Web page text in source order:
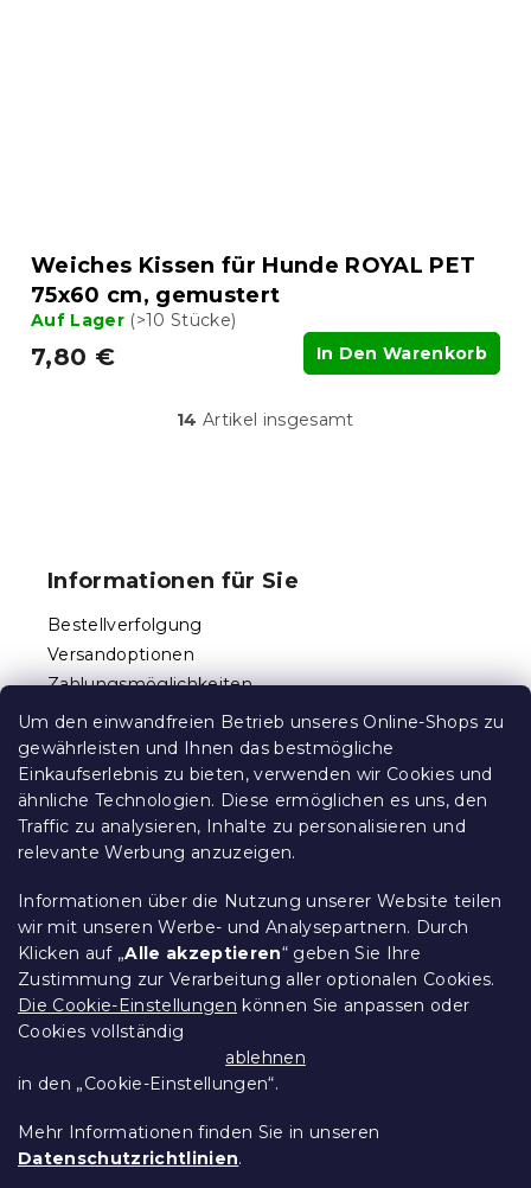
Um den einwandfreien Betrieb unseres Online-Shops zu
gewährleisten und Ihnen das bestmögliche
Einkaufserlebnis zu bieten, verwenden wir Cookies und
ähnliche Technologien. Diese ermöglichen es uns, den
Traffic zu analysieren, Inhalte zu personalisieren und
relevante Werbung anzuzeigen.
Informationen über die Nutzung unserer Website teilen
wir mit unseren Werbe- und Analysepartnern. Durch
Klicken auf „Alle akzeptieren“ geben Sie Ihre
Zustimmung zur Verarbeitung aller optionalen Cookies.
Die Cookie-Einstellungen können Sie anpassen oder
Cookies vollständig
ablehnen
in den „Cookie-Einstellungen“.
Mehr Informationen finden Sie in unseren
Datenschutzrichtlinien.
Weiches Kissen für Hunde ROYAL PET
75x60 cm, gemustert
Auf Lager (>10 Stücke)
7,80 € In Den Warenkorb
S
l
n
e
d
e
L
i
s
e
14 Artikel insgesamt
e
Informationen für Sie
Bestellverfolgung
Versandoptionen
Zahlungsmöglichkeiten
Reklamationen und Rücksendungen
Kontakt
Allgemeine Geschäftsbedingungen
Datenschutz
Ethischer Kodex
Für Partner
Impressum
Über uns
Treueprogramm - bis zu 10% Rabatt
Größentabellen